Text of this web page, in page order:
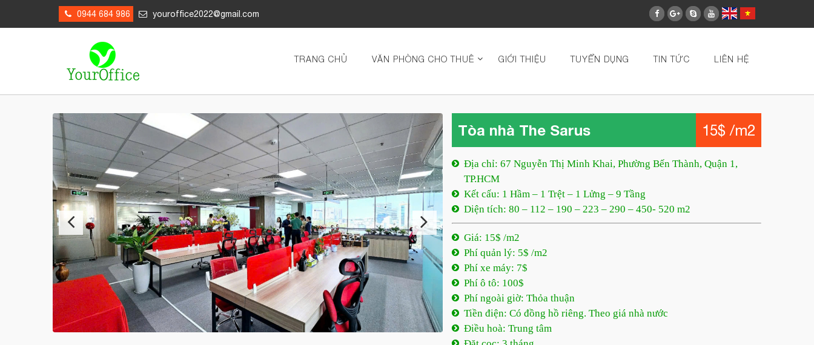
0944 684 986 youroffice2022@gmail.com
TRANG CHỦ VĂN PHÒNG CHO THUÊ GIỚI THIỆU TUYỂN DỤNG TIN TỨC LIÊN HỆ
Tòa nhà The Sarus 15$ /m2
Địa chỉ: 67 Nguyễn Thị Minh Khai, Phường Bến Thành, Quận 1,
TP.HCM
Kết cấu: 1 Hầm – 1 Trệt – 1 Lửng – 9 Tầng
Diện tích: 80 – 112 – 190 – 223 – 290 – 450- 520 m2
Giá: 15$ /m2
Phí quản lý: 5$ /m2
Phí xe máy: 7$
Phí ô tô: 100$
Phí ngoài giờ: Thỏa thuận
Tiền điện: Có đồng hồ riêng. Theo giá nhà nước
Điều hoà: Trung tâm